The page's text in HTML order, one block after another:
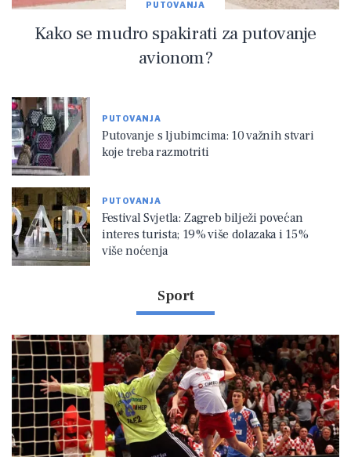
PUTOVANJA
Kako se mudro spakirati za putovanje
avionom?
PUTOVANJA
Putovanje s ljubimcima: 10 važnih stvari
koje treba razmotriti
PUTOVANJA
Festival Svjetla: Zagreb bilježi povećan
interes turista; 19% više dolazaka i 15%
više noćenja
Sport